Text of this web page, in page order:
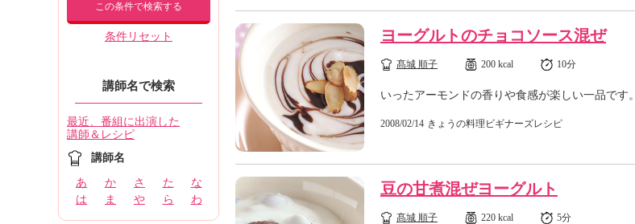
この条件で検索する
条件リセット
講師名で検索
最近、番組に出演した
講師＆レシピ
講師名
あ か さ た
な
は
ま や ら わ
ヨーグルトのチョコソース混ぜ
髙城 順子 200 kcal 10分
いったアーモンドの香りや食感が楽しい一品です。
2008/02/14 きょうの料理ビギナーズレシピ
豆の甘煮混ぜヨーグルト
髙城 順子 220 kcal 5分